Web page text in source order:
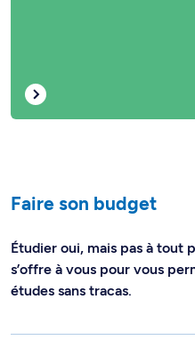
Faire son budget
Étudier oui, mais pas à tout
s’offre à vous pour vous
études sans tracas.